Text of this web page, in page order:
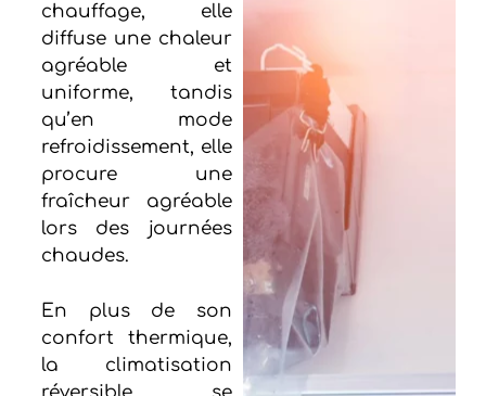
chauffage, elle
diffuse une chaleur
agréable et
uniforme, tandis
qu’en mode
refroidissement, elle
procure une
fraîcheur agréable
lors des journées
chaudes.
En plus de son
confort thermique,
la climatisation